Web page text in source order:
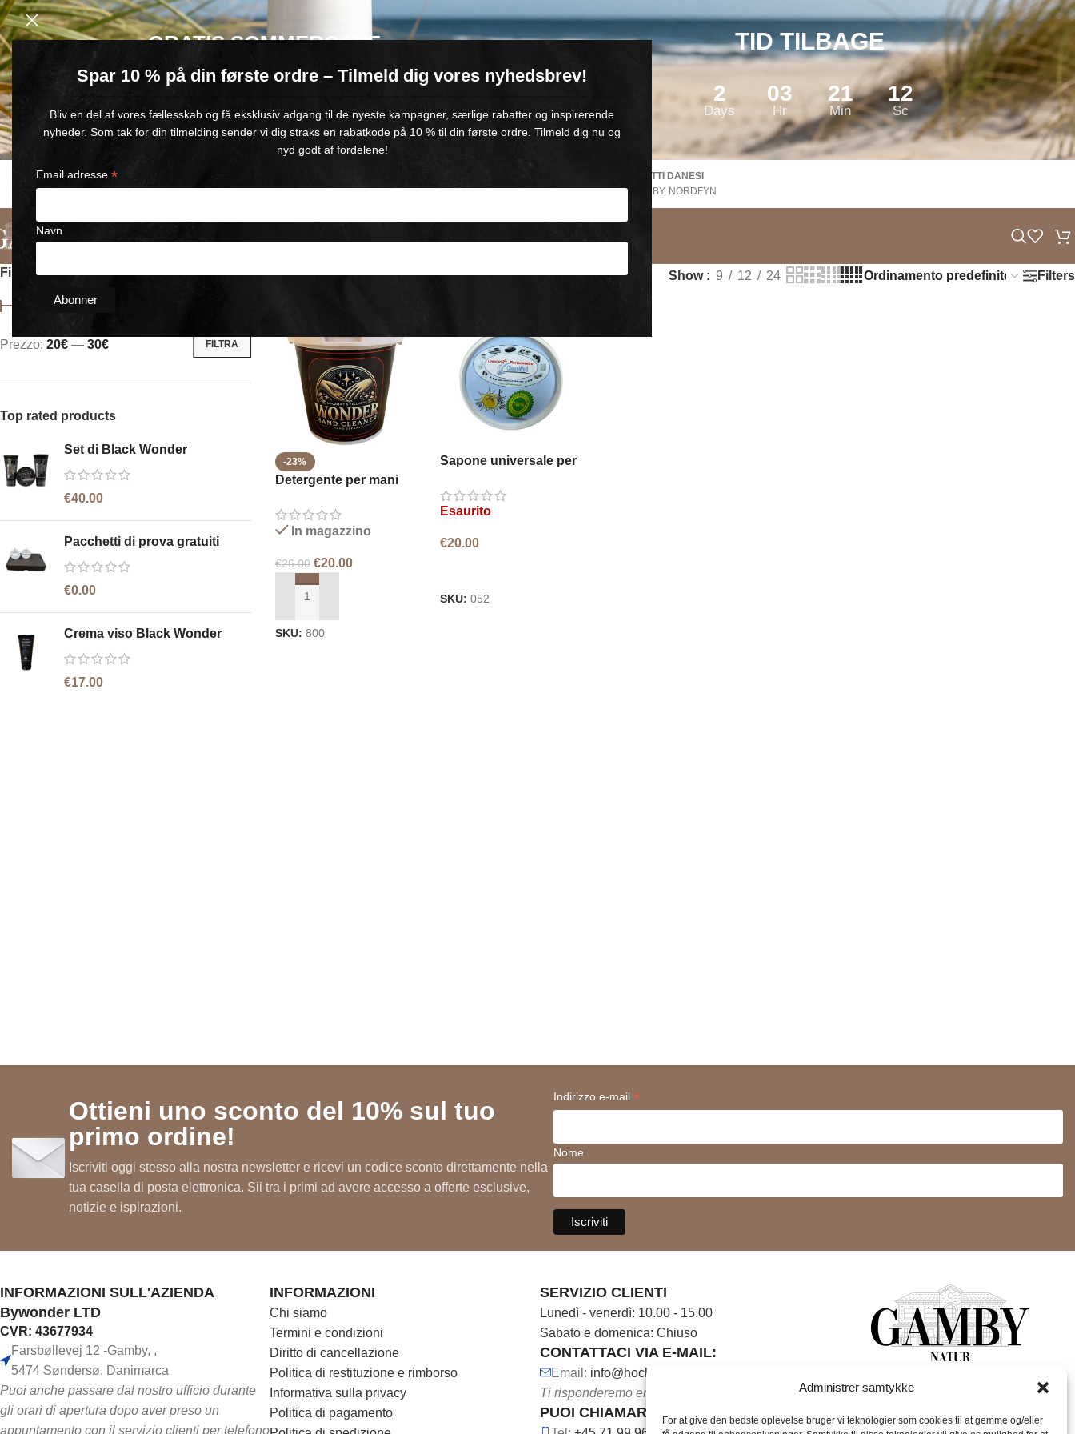
Spar 10 % på din første ordre – Tilmeld dig vores nyhedsbrev!
Bliv en del af vores fællesskab og få eksklusiv adgang til de nyeste kampagner, særlige rabatter og inspirerende
nyheder. Som tak for din tilmelding sender vi dig straks en rabatkode på 10 % til din første ordre. Tilmeld dig nu og
nyd godt af fordelene!
Email adresse *
Navn
Administrer samtykke
For at give den bedste oplevelse bruger vi teknologier som cookies til at gemme og/eller
GRATIS SOMMERGAVE
Køb for min. 600 kr.
– og få en GRATIS Blue Wonder Kropspleje Roll-on med 💙
🎁 Gælder til og med d. 9. august
TID TILBAGE
2
Days
03
Hr
21
Min
12
Sc
CONSEGNA RAPIDA
1-5 GIORNI LAVORATIVI
GARANZIA DI RIMBORSO DI 90 GIORNI
V. Acquisto di +500,-
PRODOTTI DANESI
DA GAMBY, NORDFYN
Esperienza confortevole nel disagio
Supporto per una vita quotidiana rilassata
Sensazione piacevole alle gambe
Ristoro confortevole
Filtrer efter pris
FILTRA
Prezzo: 20€ — 30€
Top rated products
Set di Black Wonder
€40.00
Pacchetti di prova gratuiti
€0.00
Crema viso Black Wonder
€17.00
Home/Wonder Clean Show 9 12 24 Filters
-23%
Detergente per mani
In magazzino
€26.00 €20.00
SKU: 800
Sapone universale per
Esaurito
€20.00
SKU: 052
Ottieni uno sconto del 10% sul tuo
primo ordine!
Iscriviti oggi stesso alla nostra newsletter e ricevi un codice sconto direttamente nella
tua casella di posta elettronica. Sii tra i primi ad avere accesso a offerte esclusive,
notizie e ispirazioni.
Indirizzo e-mail *
Nome
INFORMAZIONI SULL'AZIENDA
Bywonder LTD
CVR: 43677934
Farsbøllevej 12 -Gamby, ,
5474 Søndersø, Danimarca
Puoi anche passare dal nostro ufficio durante
gli orari di apertura dopo aver preso un
appuntamento con il servizio clienti per telefono
INFORMAZIONI
Chi siamo
Termini e condizioni
Diritto di cancellazione
Politica di restituzione e rimborso
Informativa sulla privacy
Politica di pagamento
SERVIZIO CLIENTI
Lunedì - venerdì: 10.00 - 15.00
Sabato e domenica: Chiuso
CONTATTACI VIA E-MAIL:
Email: info@hocl.dk
Ti risponderemo entro 3 giorni lavorativi.
PUOI CHIAMARCI AL NUMERO